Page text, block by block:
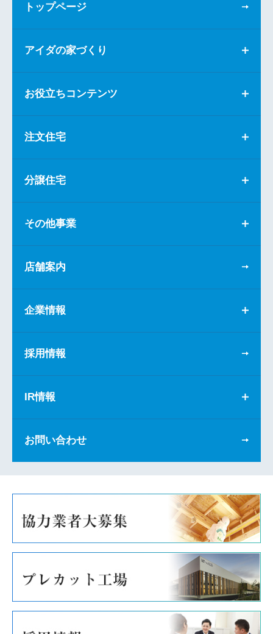
トップページ
アイダの家づくり
お役立ちコンテンツ
注文住宅
分譲住宅
その他事業
店舗案内
企業情報
採用情報
IR情報
お問い合わせ